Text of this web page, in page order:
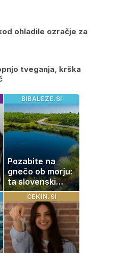
ohladile ozračje za
tveganja, krška
BIBALEZE.SI
Pozabite na
gnečo ob morju:
ta slovenski
kotiček je pravi
raj za družine
CEKIN.SI